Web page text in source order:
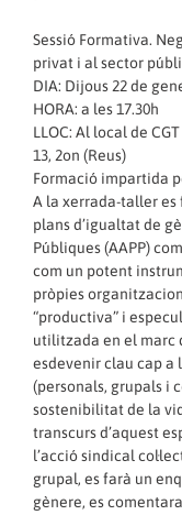
Sessió Formativa.
privat i al sector
DIA: Dijous 22 de
HORA: a les 17.30h
LLOC: Al local de
13, 2on (Reus)
Formació impartida
A la xerrada-taller
plans d’igualtat de
Públiques (AAPP)
com un potent
pròpies
“productiva” i
utilitzada en el marc
esdevenir clau cap a
(personals, grupals i
sostenibilitat de la
transcurs d’aquest
l’acció sindical
grupal, es farà un
gènere, es